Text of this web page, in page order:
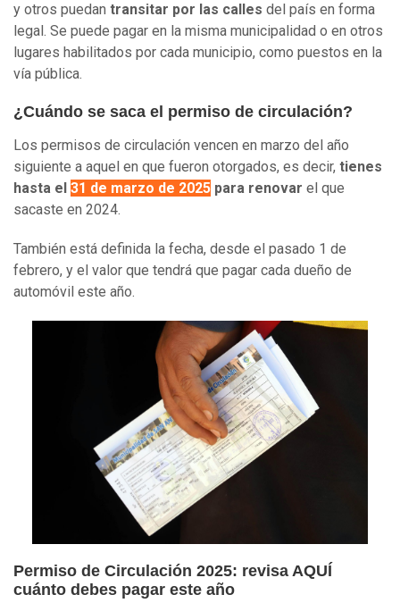
y otros puedan transitar por las calles del país en forma
legal. Se puede pagar en la misma municipalidad o en otros
lugares habilitados por cada municipio, como puestos en la
vía pública.
¿Cuándo se saca el permiso de circulación?
Los permisos de circulación vencen en marzo del año
siguiente a aquel en que fueron otorgados, es decir, tienes
hasta el 31 de marzo de 2025 para renovar el que
sacaste en 2024.
También está definida la fecha, desde el pasado 1 de
febrero, y el valor que tendrá que pagar cada dueño de
automóvil este año.
Permiso de Circulación 2025: revisa AQUÍ
cuánto debes pagar este año